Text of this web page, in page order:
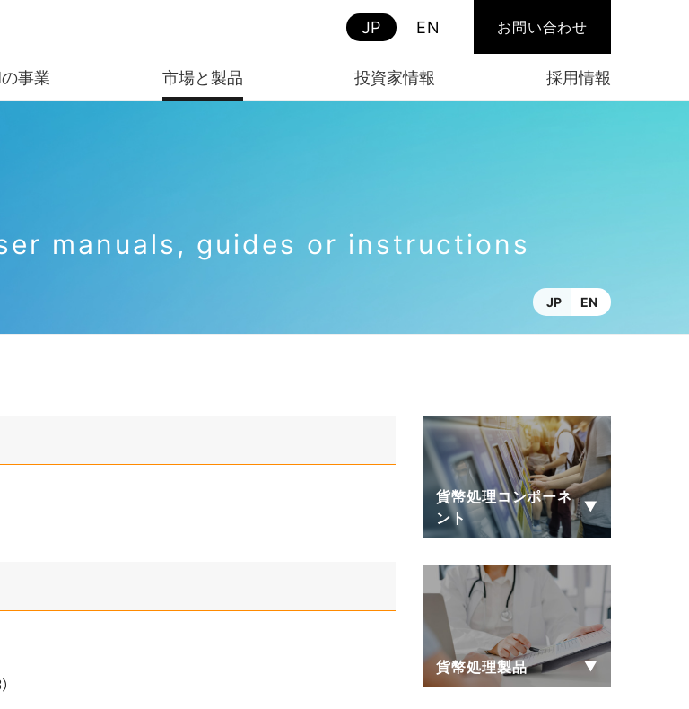
manuals, guides or instructions
JP EN
貨幣処理コンポーネ
ント
貨幣処理製品
JP EN お問い合わせ
社長ご挨拶
経営理念
健全性
国内遊技場向機器市場
事業
生産終了品を探す
市場と製品
決算説明会資料
株式の状況
投資家情報 採用情報